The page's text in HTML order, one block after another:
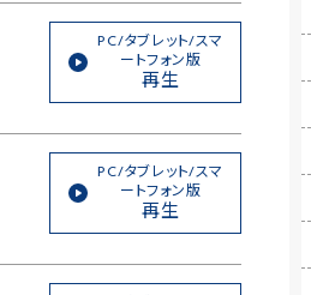
PC/タブレット/スマ
ートフォン版
再生
PC/タブレット/スマ
ートフォン版
再生